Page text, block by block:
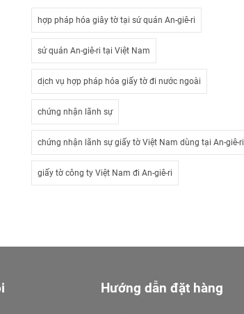
hợp pháp hóa giây tờ tại sứ quán An-giê-ri
sứ quán An-giê-ri tại Việt Nam
dịch vụ hợp pháp hóa giấy tờ đi nước ngoài
chứng nhận lãnh sự
chứng nhận lãnh sự giấy tờ Việt Nam dùng tại An-giê-ri
giấy tờ công ty Việt Nam đi An-giê-ri
Hướng dẫn đặt hàng